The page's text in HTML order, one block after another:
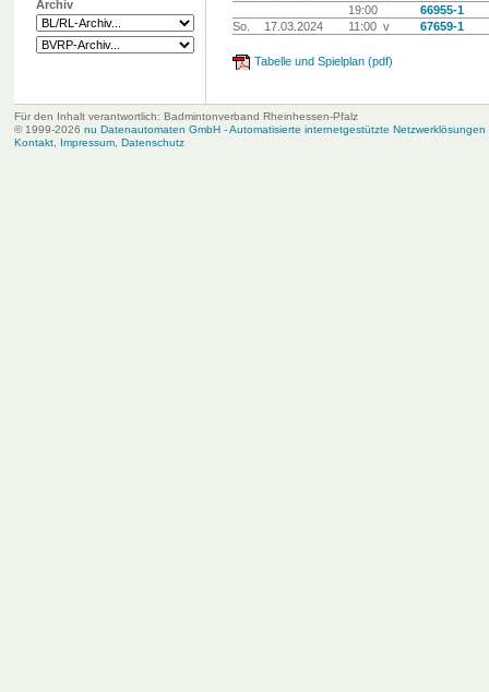
Archiv
19:00
66955-1
So.
17.03.2024 11:00 v 67659-1
Tabelle und Spielplan (pdf)
Für den Inhalt verantwortlich: Badmintonverband Rheinhessen-Pfalz
© 1999-2026 nu Datenautomaten GmbH - Automatisierte internetgestützte Netzwerklösungen
Kontakt, Impressum, Datenschutz